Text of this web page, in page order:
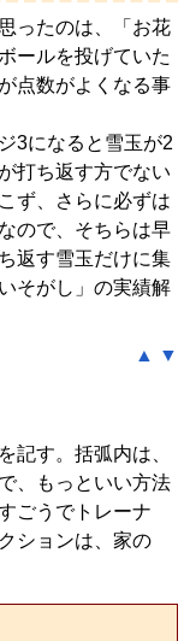
ったのは、「お花
ールを投げていた
点数がよくなる事
3になると雪玉が2
打ち返す方でない
ず、さらに必ずは
ので、そちらは早
返す雪玉だけに集
そがし」の実績解
▲
▼
記す。括弧内は、
、もっといい方法
ごうでトレーナ
ションは、家の